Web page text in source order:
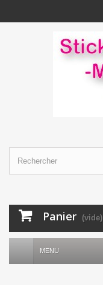
Panier (vide)
MENU